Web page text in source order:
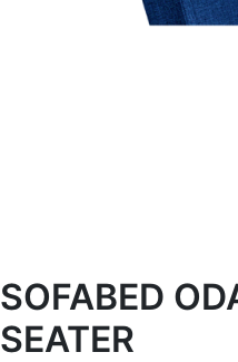
SOFABED
SEATER